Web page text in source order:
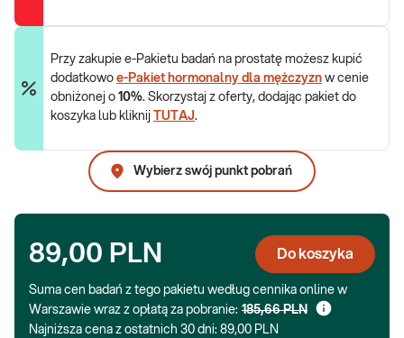
Przy zakupie e-Pakietu badań na prostatę możesz kupić
dodatkowo e-Pakiet hormonalny dla mężczyzn w cenie
obniżonej o 10%. Skorzystaj z oferty, dodając pakiet do
koszyka lub kliknij
TUTAJ.
Wybierz swój punkt pobrań
89,00 PLN Do koszyka
Suma cen badań z tego pakietu według cennika online w
Warszawie wraz z opłatą za pobranie: 185,66 PLN
Najniższa cena z ostatnich 30 dni: 89,00 PLN